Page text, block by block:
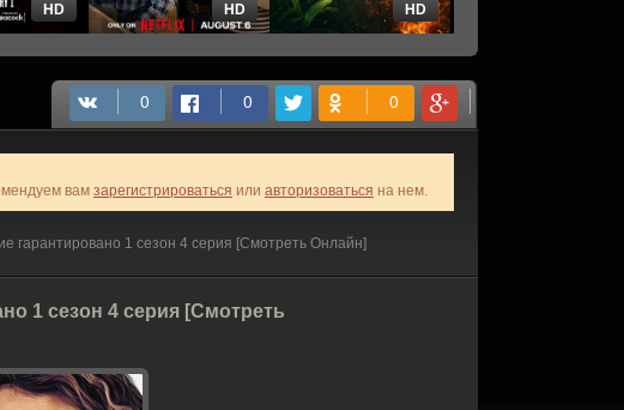
HD HD HD
вам зарегистрироваться или авторизоваться на нем.
гарантировано 1 сезон 4 серия [Смотреть Онлайн]
1 сезон 4 серия [Смотреть